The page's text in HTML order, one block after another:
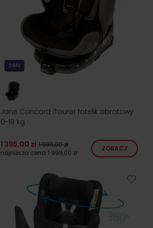
24h!
Jane Concord iTourer fotelik obrotowy
0-18 kg
1 395,00 zł 1 999,00 zł
najniższa cena 1 999,00 zł
ZOBACZ